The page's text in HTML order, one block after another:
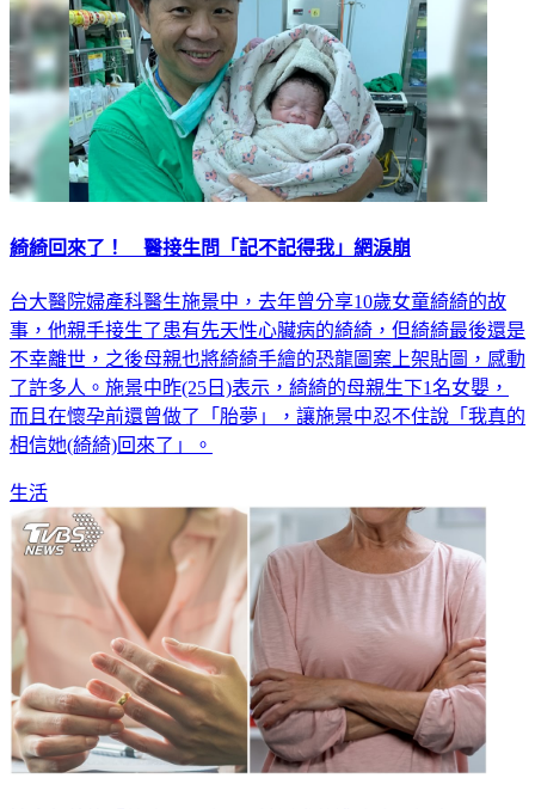
綺綺回來了！ 醫接生問「記不記得我」網淚崩
台大醫院婦產科醫生施景中，去年曾分享10歲女童綺綺的故
事，他親手接生了患有先天性心臟病的綺綺，但綺綺最後還是
不幸離世，之後母親也將綺綺手繪的恐龍圖案上架貼圖，感動
了許多人。施景中昨(25日)表示，綺綺的母親生下1名女嬰，
而且在懷孕前還曾做了「胎夢」，讓施景中忍不住說「我真的
相信她(綺綺)回來了」。
生活